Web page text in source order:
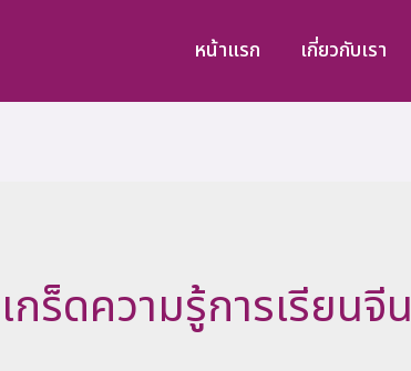
หน้าแรก เกี่ยวกับเรา
เกร็ดความรู้การเรียนจีน